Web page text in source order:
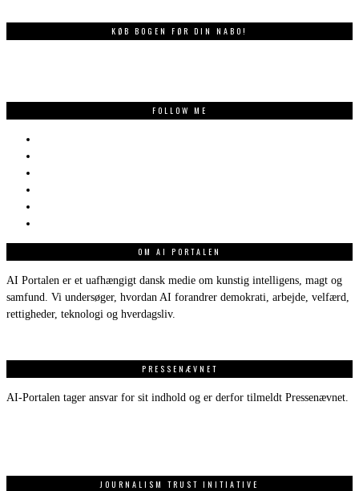
KØB BOGEN FØR DIN NABO!
FOLLOW ME
OM AI PORTALEN
AI Portalen er et uafhængigt dansk medie om kunstig intelligens, magt og
samfund. Vi undersøger, hvordan AI forandrer demokrati, arbejde, velfærd,
rettigheder, teknologi og hverdagsliv.
PRESSENÆVNET
AI-Portalen tager ansvar for sit indhold og er derfor tilmeldt Pressenævnet.
JOURNALISM TRUST INITIATIVE